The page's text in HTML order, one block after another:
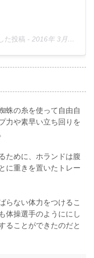
た投稿 - 2016年 3月月1日午前6時01分PST
蛛の糸を使って自由自
力や素早い立ち回りを
ために、ホランドは腹
に重きを置いたトレー
らない体力をつけるこ
体操選手のようににし
ることができたのだと